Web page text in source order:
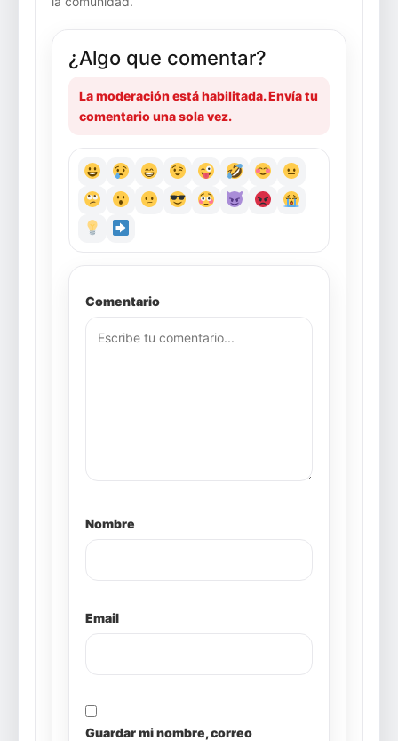
¿Algo que comentar?
La moderación está habilitada. Envía tu
comentario una sola vez.
Comentario
Nombre
Email
Guardar mi nombre, correo